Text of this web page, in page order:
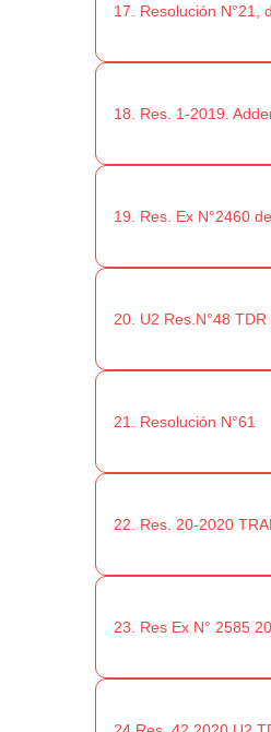
17. Resolución N°21,
18. Res. 1-2019.
19. Res. Ex N°2460
20. U2 Res.N°48
21. Resolución N°61
22. Res. 20-2020
23. Res Ex N° 2585